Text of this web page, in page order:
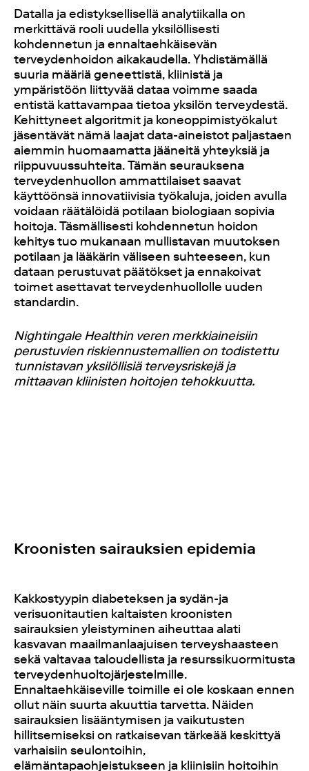
Datalla ja edistyksellisellä analytiikalla on
merkittävä rooli uudella yksilöllisesti
kohdennetun ja ennaltaehkäisevän
terveydenhoidon aikakaudella. Yhdistämällä
suuria määriä geneettistä, kliinistä ja
ympäristöön liittyvää dataa voimme saada
entistä kattavampaa tietoa yksilön terveydestä.
Kehittyneet algoritmit ja koneoppimistyökalut
jäsentävät nämä laajat data-aineistot paljastaen
aiemmin huomaamatta jääneitä yhteyksiä ja
riippuvuussuhteita. Tämän seurauksena
terveydenhuollon ammattilaiset saavat
käyttöönsä innovatiivisia työkaluja, joiden avulla
voidaan räätälöidä potilaan biologiaan sopivia
hoitoja. Täsmällisesti kohdennetun hoidon
kehitys tuo mukanaan mullistavan muutoksen
potilaan ja lääkärin väliseen suhteeseen, kun
dataan perustuvat päätökset ja ennakoivat
toimet asettavat terveydenhuollolle uuden
standardin.
Nightingale Healthin veren merkkiaineisiin
perustuvien riskiennustemallien on todistettu
tunnistavan yksilöllisiä terveysriskejä ja
mittaavan kliinisten hoitojen tehokkuutta.
Kroonisten sairauksien epidemia
Kakkostyypin diabeteksen ja sydän-ja
verisuonitautien kaltaisten kroonisten
sairauksien yleistyminen aiheuttaa alati
kasvavan maailmanlaajuisen terveyshaasteen
sekä valtavaa taloudellista ja resurssikuormitusta
terveydenhuoltojärjestelmille.
Ennaltaehkäiseville toimille ei ole koskaan ennen
ollut näin suurta akuuttia tarvetta. Näiden
sairauksien lisääntymisen ja vaikutusten
hillitsemiseksi on ratkaisevan tärkeää keskittyä
varhaisiin seulontoihin,
elämäntapaohjeistukseen ja kliinisiin hoitoihin